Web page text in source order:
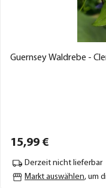
Guernsey Waldrebe -
15,99 €
Derzeit nicht lieferbar
Markt auswählen, um